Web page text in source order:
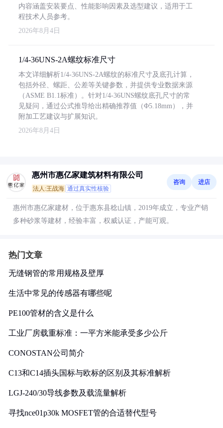
内容涵盖安装要点、性能影响因素及选型建议，适用于工
程技术人员参考。
2026年8月4日
1/4-36UNS-2A螺纹标准尺寸
本文详细解析1/4-36UNS-2A螺纹的标准尺寸及底孔计算，
包括外径、螺距、公差等关键参数，并提供专业数据来源
（ASME B1.1标准）。针对1/4-36UNS螺纹底孔尺寸的常
见疑问，通过公式推导给出精确推荐值（Φ5.18mm），并
附加工艺建议与扩展知识。
2026年8月4日
惠州市惠亿家建筑材料有限公司
法人:王战海 通过真实性核验
咨询 进店
惠州市惠亿家建材，位于惠东县稔山镇，2019年成立，专业产销
多种砂浆等建材，经验丰富，权威认证，产能可观。
热门文章
无缝钢管的常用规格及壁厚
生活中常见的传感器有哪些呢
PE100管材的含义是什么
工业厂房载重标准：一平方米能承受多少公斤
CONOSTAN公司简介
C13和C14插头国标与欧标的区别及其标准解析
LGJ-240/30导线参数及载流量解析
寻找nce01p30k MOSFET管的合适替代型号